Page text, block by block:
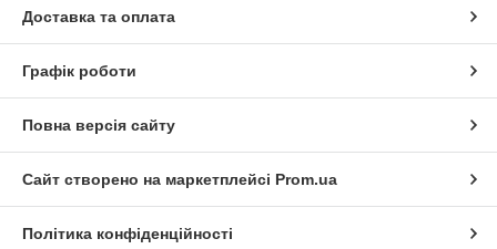
Доставка та оплата
Графік роботи
Повна версія сайту
Сайт створено на маркетплейсі Prom.ua
Політика конфіденційності